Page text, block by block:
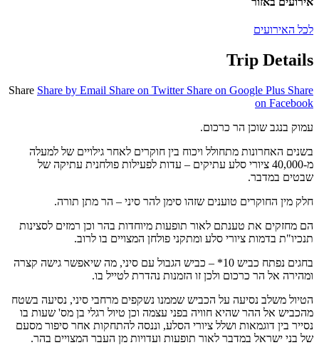
לכל האירועים
Trip Details
Share Share by Email Share on Twitter Share on Google Plus Share
on Facebook
עמוק בנגב שוכן הר כרכום.
בשנים האחרונות מתחולל ויכוח בין חוקרים לאחר גילויים של למעלה
מ-40,000 ציורי סלע עתיקים – עדות לפעילות פולחנית עתיקה של
שבטים במדבר.
חלק מין החוקרים טוענים שזהו סימן להר סיני – הר מתן תורה.
הם מחזקים את טענתם לאור תופעות מיוחדות בהר וכן רמזים לסצינות
תנכיו"ת בדמות ציורי סלע ומתקני פולחן המצויים בו לרוב.
בחגים נפתח כביש 10* – כביש הגבול עם סיני, מה שיאפשר גישה קצרה
ומהירה אל הר כרכום ולכן זו הזמנות נהדרת לטייל בו.
הטיול משלב נסיעה על הכביש שממנו נשקפים מרחבי סיני, נסיעה בשטח
מהכביש אל ההר שהיא חוויה בפני עצמה וכן טיול רגלי בן מס' שעות בו
נסייר בין דוגמאות ושלל ציורי הסלע, וננסה להתחקות אחר סיפור מסעם
של בני ישראל במדבר לאור תופעות ועדויות מן העבר המצויים בהר.